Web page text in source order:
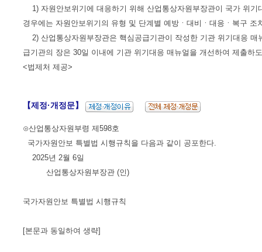
1) 자원안보위기에 대응하기 위해 산업통상자원부장관이 국가 위
경우에는 자원안보위기의 유형 및 단계별 예방ㆍ대비ㆍ대응ㆍ복구 조
2) 산업통상자원부장관은 핵심공급기관이 작성한 기관 위기대응
급기관의 장은 30일 이내에 기관 위기대응 매뉴얼을 개선하여 제출하
<법제처 제공>
【제정·개정문】
⊙산업통상자원부령 제598호
국가자원안보 특별법 시행규칙을 다음과 같이 공포한다.
2025년 2월 6일
산업통상자원부장관 (인)
국가자원안보 특별법 시행규칙
[본문과 동일하여 생략]